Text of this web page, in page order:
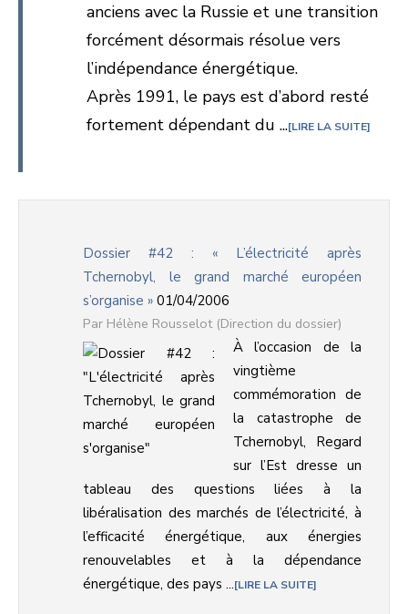
anciens avec la Russie et une transition
forcément désormais résolue vers
l’indépendance énergétique.
Après 1991, le pays est d’abord resté
fortement dépendant du ... LIRE LA SUITE
Dossier #42 : « L’électricité après
Tchernobyl, le grand marché européen
s’organise » 01/04/2006
Hélène Rousselot (Direction du dossier)
À l’occasion de la
vingtième
commémoration de
la catastrophe de
Tchernobyl, Regard
sur l’Est dresse un
tableau des questions liées à la
libéralisation des marchés de l’électricité, à
l’efficacité énergétique, aux énergies
renouvelables et à la dépendance
énergétique, des pays ... LIRE LA SUITE